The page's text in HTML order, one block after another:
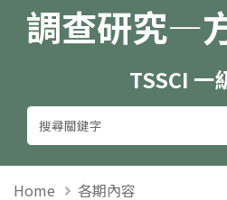
調查研究—
TSSCI 一
Home
各期內容